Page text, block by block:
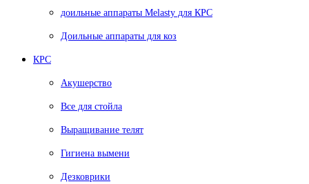
доильные аппараты Melasty для КРС
Доильные аппараты для коз
КРС
Акушерство
Все для стойла
Выращивание телят
Гигиена вымени
Дезковрики